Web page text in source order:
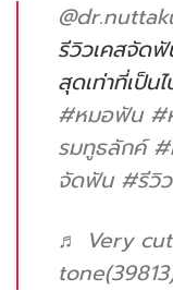
รีวิวเคสจัด
สุดเท่าที่เป็น
#หมอฟัน #
รมทูธลักค์
จัดฟัน #รีวิ
♬ Very